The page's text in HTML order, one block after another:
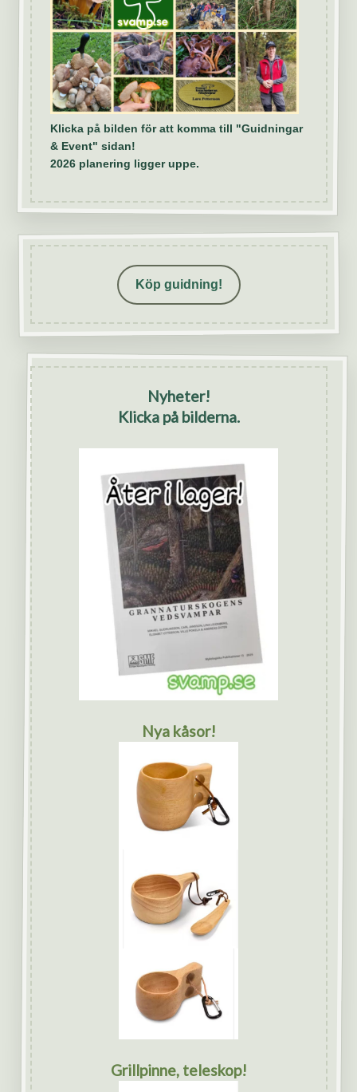
Klicka på bilden för att komma till "Guidningar
& Event" sidan!
2026 planering ligger uppe.
Köp guidning!
Nyheter!
Klicka på bilderna.
Nya kåsor!
Grillpinne, teleskop!